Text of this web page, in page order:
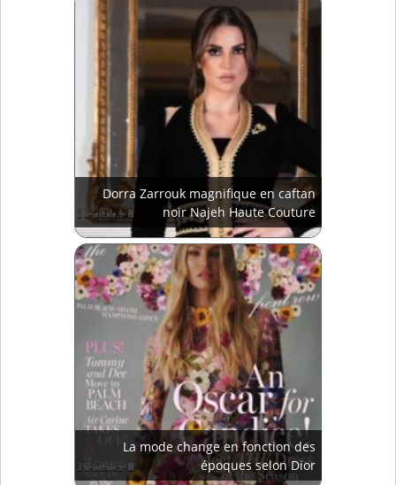
Dorra Zarrouk magnifique en caftan
noir Najeh Haute Couture
La mode change en fonction des
époques selon Dior